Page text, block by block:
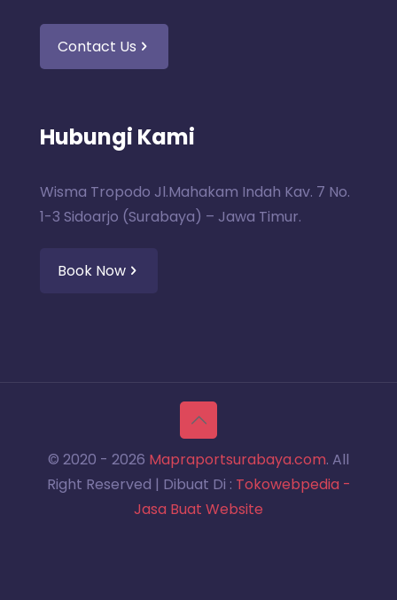
Contact Us
Hubungi Kami
Wisma Tropodo Jl.Mahakam Indah Kav. 7 No.
1-3 Sidoarjo (Surabaya) – Jawa Timur.
Book Now
© 2020 - 2026 Mapraportsurabaya.com. All
Right Reserved | Dibuat Di : Tokowebpedia -
Jasa Buat Website